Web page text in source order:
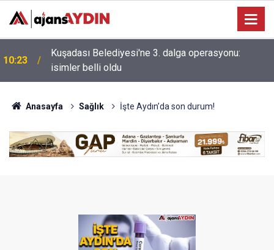
10:06
Germencik’te iş yerinde korkutan yangın: alevler
yükseldi
Anasayfa Sağlık İşte Aydın’da son durum!